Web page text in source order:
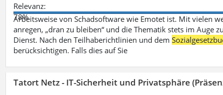
Relevanz:
78%
Arbeitsweise von Schadsoftware wie Emotet ist. Mit vielen
anregen, „dran zu bleiben“ und die Thematik stets im
Dienst. Nach den Teilhaberichtlinien und dem
berücksichtigen. Falls dies auf Sie
Tatort Netz - IT-Sicherheit und Privatsphäre